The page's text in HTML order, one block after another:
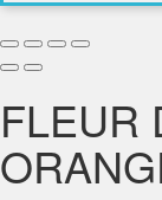
FLEUR